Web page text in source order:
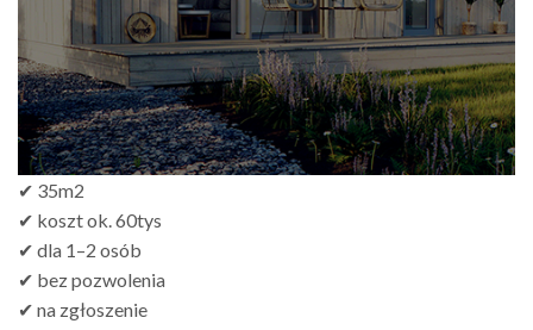
✔ 35m2
✔ koszt ok. 60tys
✔ dla 1–2 osób
✔ bez pozwolenia
✔ na zgłoszenie